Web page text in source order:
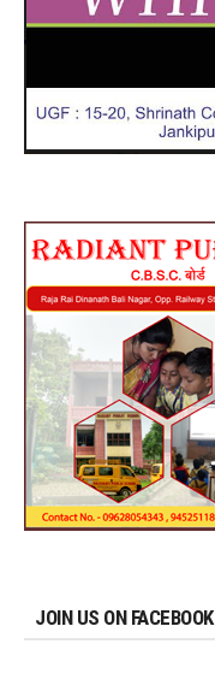
JOIN US ON FACEBOOK